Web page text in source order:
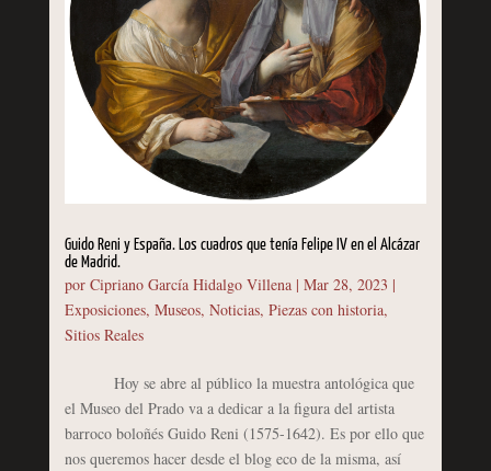
Guido Reni y España. Los cuadros que tenía Felipe IV en el Alcázar
de Madrid.
por Cipriano García Hidalgo Villena| Mar 28, 2023 |
Exposiciones, Museos, Noticias, Piezas con historia,
Sitios Reales
Hoy se abre al público la muestra antológica que
el Museo del Prado va a dedicar a la figura del artista
barroco boloñés Guido Reni (1575-1642). Es por ello que
nos queremos hacer desde el blog eco de la misma, así